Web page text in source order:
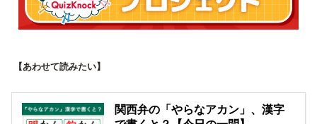
【あわせて読みたい】
関西弁の「やらなアカン」、漢字